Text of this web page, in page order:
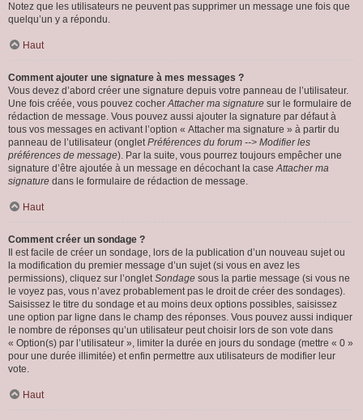
Notez que les utilisateurs ne peuvent pas supprimer un message une fois que
quelqu’un y a répondu.
Haut
Comment ajouter une signature à mes messages ?
Vous devez d’abord créer une signature depuis votre panneau de l’utilisateur.
Une fois créée, vous pouvez cocherAttacher ma signature sur le formulaire de
rédaction de message. Vous pouvez aussi ajouter la signature par défaut à
tous vos messages en activant l’option « Attacher ma signature » à partir du
panneau de l’utilisateur (ongletPréférences du forum --> Modifier les
préférences de message). Par la suite, vous pourrez toujours empêcher une
signature d’être ajoutée à un message en décochant la caseAttacher ma
signature dans le formulaire de rédaction de message.
Haut
Comment créer un sondage ?
Il est facile de créer un sondage, lors de la publication d’un nouveau sujet ou
la modification du premier message d’un sujet (si vous en avez les
permissions), cliquez sur l’ongletSondage sous la partie message (si vous ne
le voyez pas, vous n’avez probablement pas le droit de créer des sondages).
Saisissez le titre du sondage et au moins deux options possibles, saisissez
une option par ligne dans le champ des réponses. Vous pouvez aussi indiquer
le nombre de réponses qu’un utilisateur peut choisir lors de son vote dans
« Option(s) par l’utilisateur », limiter la durée en jours du sondage (mettre « 0 »
pour une durée illimitée) et enfin permettre aux utilisateurs de modifier leur
vote.
Haut